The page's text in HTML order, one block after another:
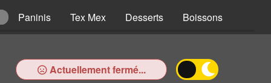
Paninis Tex Mex Desserts Boissons
Actuellement fermé...